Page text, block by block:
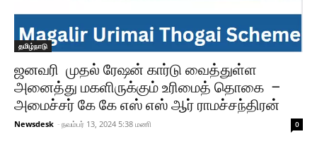
தமிழ்நாடு
ஜனவரி முதல் ரேஷன் கார்டு வைத்துள்ள
அனைத்து மகளிருக்கும் உரிமைத் தொகை –
அமைச்சர் கே கே எஸ் எஸ் ஆர் ராமச்சந்திரன்‌
Newsdesk - நவம்பர் 13, 2024 5:38 மணி 0